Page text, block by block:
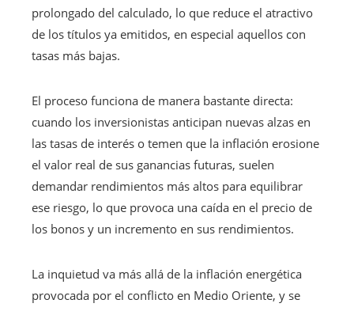
prolongado del calculado, lo que reduce el atractivo
de los títulos ya emitidos, en especial aquellos con
tasas más bajas.
El proceso funciona de manera bastante directa:
cuando los inversionistas anticipan nuevas alzas en
las tasas de interés o temen que la inflación erosione
el valor real de sus ganancias futuras, suelen
demandar rendimientos más altos para equilibrar
ese riesgo, lo que provoca una caída en el precio de
los bonos y un incremento en sus rendimientos.
La inquietud va más allá de la inflación energética
provocada por el conflicto en Medio Oriente, y se